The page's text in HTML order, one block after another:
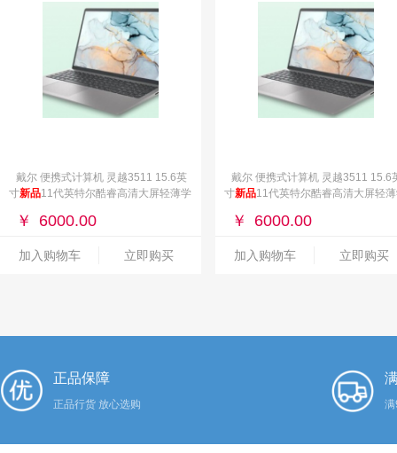
戴尔 便携式计算机 灵越3511 15.6英
寸新品11代英特尔酷睿高清大屏轻薄学
16G 512G MX350
￥ 6000.00
加入购物车 立即购买
戴尔 便携式计算机 灵越3511 15.6
寸新品11代英特尔酷睿高清大屏轻
16G 512G MX350
￥ 6000.00
加入购物车 立即购买
正品保障
正品行货 放心选购